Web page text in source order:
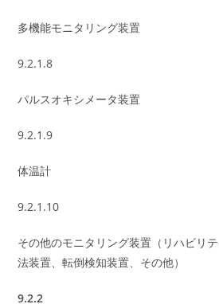
多機能モニタリング装置
9.2.1.8
パルスオキシメータ装置
9.2.1.9
体温計
9.2.1.10
その他のモニタリング装置（リハビリ
法装置、転倒検知装置、その他）
9.2.2